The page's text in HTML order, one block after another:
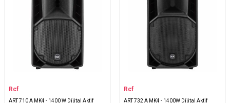
Rcf
ART 710 A MK4 - 1400 W Dijital Aktif
Rcf
ART 732 A MK4 - 1400W Dijital Aktif